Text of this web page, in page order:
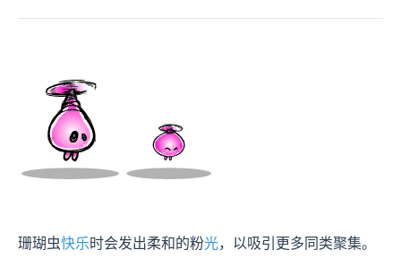
珊瑚虫快乐时会发出柔和的粉光，以吸引更多同类聚集。